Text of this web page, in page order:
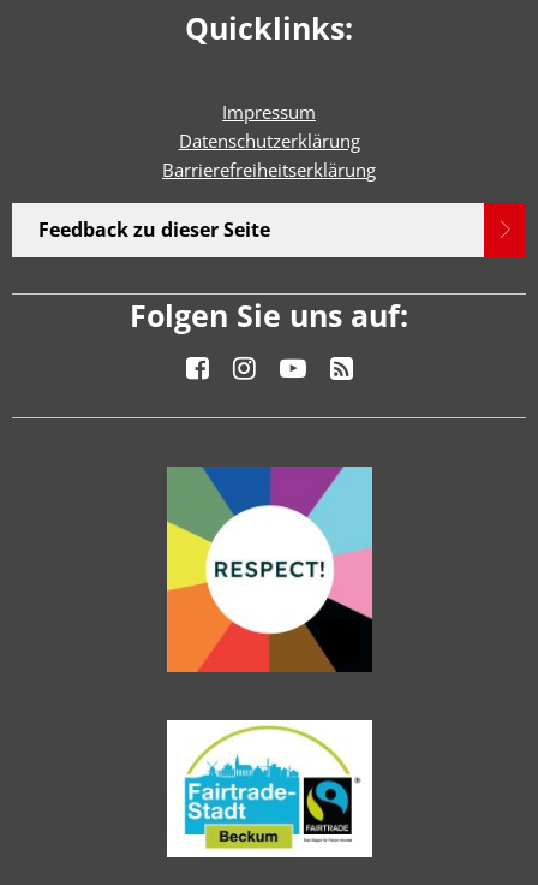
Quicklinks:
Impressum
Datenschutzerklärung
Barrierefreiheitserklärung
Feedback zu dieser Seite
Folgen Sie uns auf: